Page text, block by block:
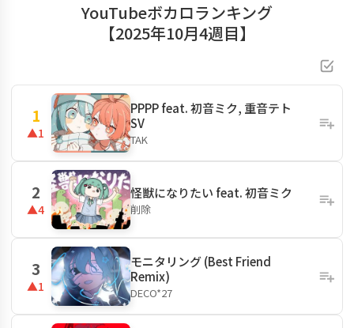
YouTubeボカロランキング
【2025年10月4週目】
1
▲1
PPPP feat. 初音ミク, 重音テト
SV
TAK
2
▲4
怪獣になりたい feat. 初音ミク
削除
3
▲1
モニタリング (Best Friend
Remix)
DECO*27